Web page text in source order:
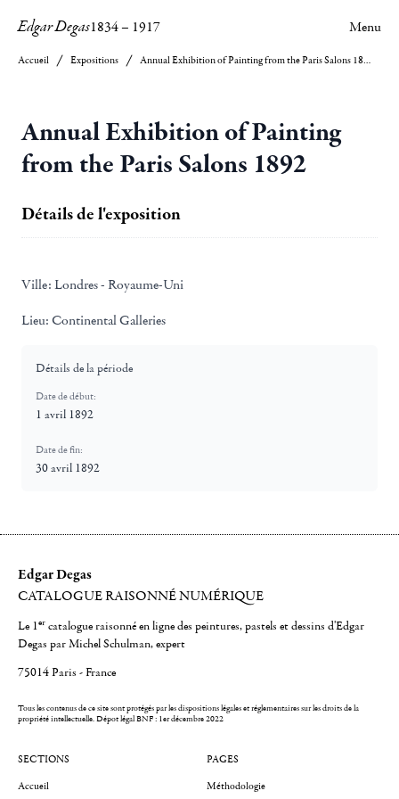
Edgar Degas1834– 1917 Menu
Accueil Expositions Annual Exhibition of Painting from the Paris Salons 1892
Annual Exhibition of Painting
from the Paris Salons 1892
Détails de l'exposition
Ville: Londres - Royaume-Uni
Lieu: Continental Galleries
Détails de la période
Date de début:
1 avril 1892
Date de fin:
30 avril 1892
Edgar Degas
CATALOGUE RAISONNÉ NUMÉRIQUE
Le 1er catalogue raisonné en ligne des peintures, pastels et dessins d'Edgar
Degas par Michel Schulman, expert
75014 Paris - France
Tous les contenus de ce site sont protégés par les dispositions légales et réglementaires sur les droits de la
propriété intellectuelle.Dépot légal BNF : 1er décembre 2022
SECTIONS
Accueil
PAGES
Méthodologie